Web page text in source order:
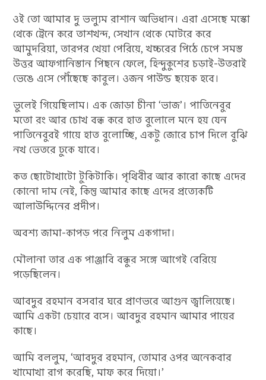
ওই তো আমার দু ভল্যুম রাশান অভিধান। এরা এসেছে মস্কো
থেকে ট্রেনে করে তাশখন্দ, সেখান থেকে মোটরে করে
আমুদরিয়া, তারপর খেয়া পেরিয়ে, খচ্চরের পিঠে চেপে সমস্ত
উত্তর আফগানিস্তান পিছনে ফেলে, হিন্দুকুশের চড়াই-উতরাই
ভেঙে এসে পৌঁছেছে কাবুল। ওজন পাউন্ড ছয়েক হবে।
ভুলেই গিয়েছিলাম। এক জোড়া চীনা ‘ভাজ’। পাতিনেবুর
মতো রং আর চোখ বন্ধ করে হাত বুলোলে মনে হয় যেন
পাতিনেবুরই গায়ে হাত বুলোচ্ছি, একটু জোরে চাপ দিলে বুঝি
নখ ভেতরে ঢুকে যাবে।
কত ছোটোখাটো টুকিটাকি। পৃথিবীর আর কারো কাছে এদের
কোনো দাম নেই, কিন্তু আমার কাছে এদের প্রত্যেকটি
আলাউদ্দিনের প্রদীপ।
অবশ্য জামা-কাপড় পরে নিলুম একগাদা।
মৌলানা তার এক পাঞ্জাবি বন্ধুর সঙ্গে আগেই বেরিয়ে
পড়েছিলেন।
আবদুর রহমান বসবার ঘরে প্রাণভরে আগুন জ্বালিয়েছে।
আমি একটা চেয়ারে বসে। আবদুর রহমান আমার পায়ের
কাছে।
আমি বললুম, ‘আবদুর রহমান, তোমার ওপর অনেকবার
খামোখা রাগ করেছি, মাফ করে দিয়ো।’